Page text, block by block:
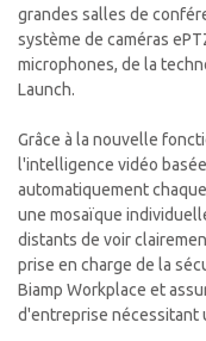
grandes salles de
système de caméras
microphones, de la
Launch.
Grâce à la nouvelle
l'intelligence vidéo
automatiquement
une mosaïque
distants de voir
prise en charge de la
Biamp Workplace et
d'entreprise nécessitant